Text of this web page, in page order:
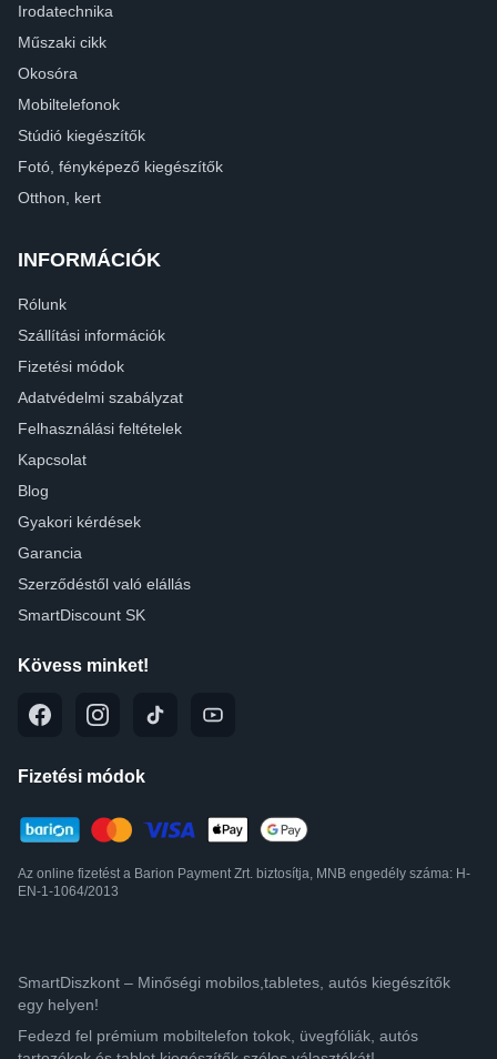
Irodatechnika
Műszaki cikk
Okosóra
Mobiltelefonok
Stúdió kiegészítők
Fotó, fényképező kiegészítők
Otthon, kert
INFORMÁCIÓK
Rólunk
Szállítási információk
Fizetési módok
Adatvédelmi szabályzat
Felhasználási feltételek
Kapcsolat
Blog
Gyakori kérdések
Garancia
Szerződéstől való elállás
SmartDiscount SK
Kövess minket!
Fizetési módok
Az online fizetést a Barion Payment Zrt. biztosítja, MNB engedély száma: H-
EN-1-1064/2013
SmartDiszkont – Minőségi mobilos,tabletes, autós kiegészítők
egy helyen!
Fedezd fel prémium mobiltelefon tokok, üvegfóliák, autós